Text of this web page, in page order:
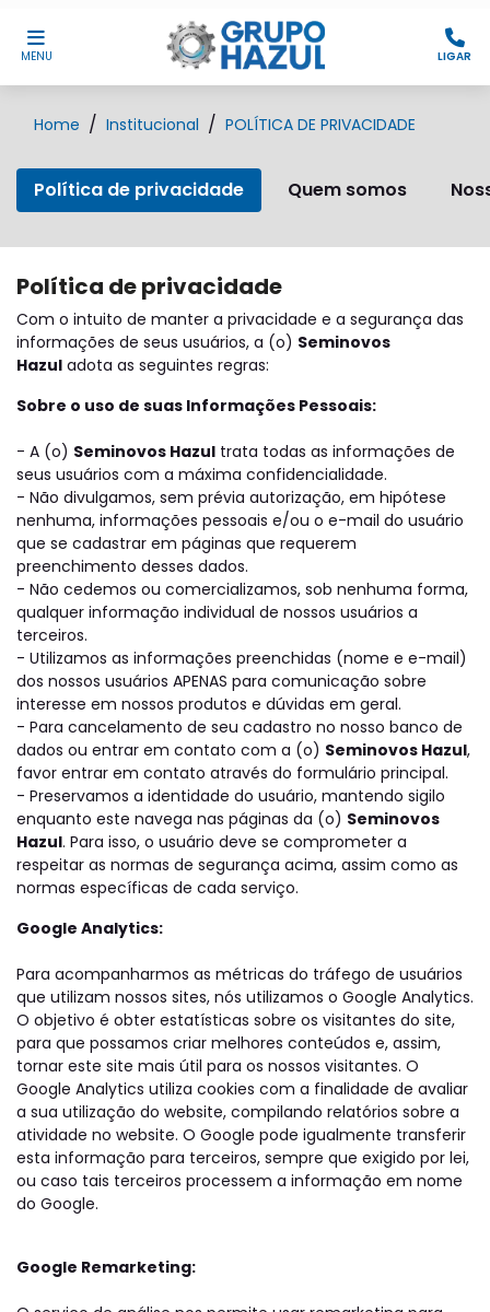
MENU LIGAR
Home Institucional POLÍTICA DE PRIVACIDADE
Quem somos
Política de privacidade
Política de privacidade
Com o intuito de manter a privacidade e a segurança das
informações de seus usuários, a (o) Seminovos
Hazul adota as seguintes regras:
Sobre o uso de suas Informações Pessoais:
- A (o) Seminovos Hazul trata todas as informações de
seus usuários com a máxima confidencialidade.
- Não divulgamos, sem prévia autorização, em hipótese
nenhuma, informações pessoais e/ou o e-mail do usuário
que se cadastrar em páginas que requerem
preenchimento desses dados.
- Não cedemos ou comercializamos, sob nenhuma forma,
qualquer informação individual de nossos usuários a
terceiros.
- Utilizamos as informações preenchidas (nome e e-mail)
dos nossos usuários APENAS para comunicação sobre
interesse em nossos produtos e dúvidas em geral.
- Para cancelamento de seu cadastro no nosso banco de
dados ou entrar em contato com a (o) Seminovos Hazul,
favor entrar em contato através do formulário principal.
- Preservamos a identidade do usuário, mantendo sigilo
enquanto este navega nas páginas da (o) Seminovos
Hazul. Para isso, o usuário deve se comprometer a
respeitar as normas de segurança acima, assim como as
normas específicas de cada serviço.
Google Analytics:
Para acompanharmos as métricas do tráfego de usuários
que utilizam nossos sites, nós utilizamos o Google Analytics.
O objetivo é obter estatísticas sobre os visitantes do site,
para que possamos criar melhores conteúdos e, assim,
tornar este site mais útil para os nossos visitantes. O
Google Analytics utiliza cookies com a finalidade de avaliar
a sua utilização do website, compilando relatórios sobre a
atividade no website. O Google pode igualmente transferir
esta informação para terceiros, sempre que exigido por lei,
ou caso tais terceiros processem a informação em nome
do Google.
Google Remarketing: